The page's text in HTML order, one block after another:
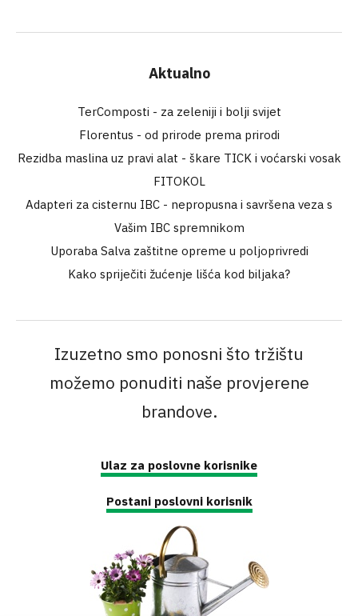
Aktualno
TerComposti - za zeleniji i bolji svijet
Florentus - od prirode prema prirodi
Rezidba maslina uz pravi alat - škare TICK i voćarski vosak
FITOKOL
Adapteri za cisternu IBC - nepropusna i savršena veza s
Vašim IBC spremnikom
Uporaba Salva zaštitne opreme u poljoprivredi
Kako spriječiti žućenje lišća kod biljaka?
Izuzetno smo ponosni što tržištu
možemo ponuditi naše provjerene
brandove.
Ulaz za poslovne korisnike
Postani poslovni korisnik